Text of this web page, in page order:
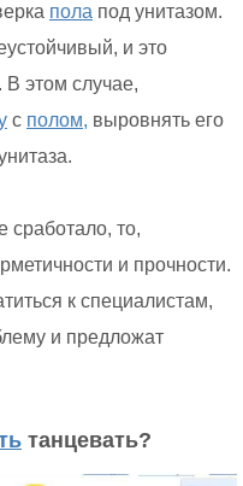
пола под унитазом.
и это
В этом случае,
с полом, выровнять его
сработало, то,
и прочности.
к специалистам,
и предложат
танцевать?